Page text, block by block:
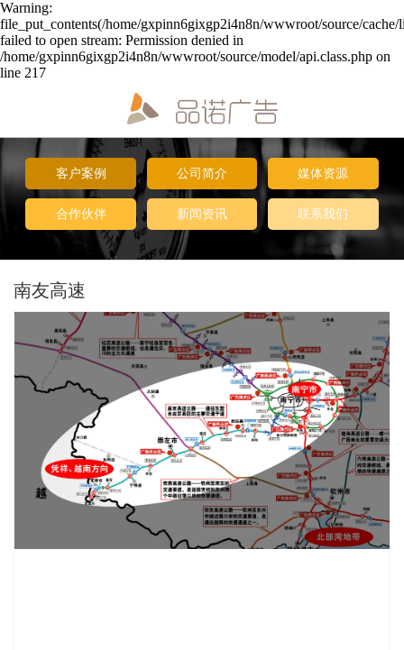
Warning:
file_put_contents(/home/gxpinn6gixgp2i4n8n/wwwroot/source/cache/
failed to open stream: Permission denied in
/home/gxpinn6gixgp2i4n8n/wwwroot/source/model/api.class.php on
line 217
客户案例 公司简介 媒体资源
合作伙伴 新闻资讯 联系我们
南友高速